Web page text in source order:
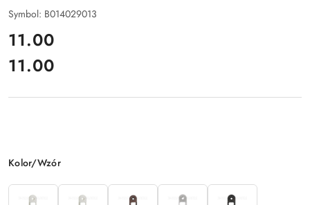
Symbol: B014029013
cena:
11.00
Cena:
11.00
Wariant
Kolor/Wzór